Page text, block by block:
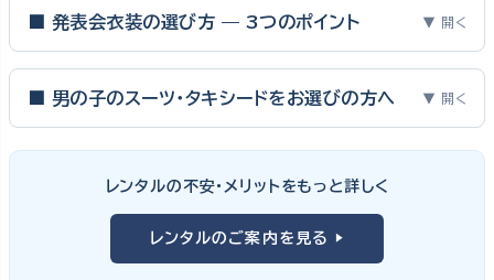
■ 発表会衣装の選び方 — 3つのポイント ▼ 開く
ピアノ発表会・バイオリン発表会・コンクールの舞台は、お子様にと
って特別な一日。元ピアノ教師としての経験から、衣装選びで大切
① サイズは"ジャストフィット"を選ぶ
舞台上で最も美しく見えるのは、お子様の体にきちんと合ったサ
イズのドレス・スーツです。「大きめを買って長く着せたい」という
■ 男の子のスーツ・タキシードをお選びの方へ ▼ 開く
向け、スリーピーススーツやベストスタイルは合唱・アンサンブル向
けと、シーンで使い分けるのがおすすめです。詳しくは
ツ・タキシード一覧
レンタルの不安・メリットをもっと詳しく
レンタルのご案内を見る ▶